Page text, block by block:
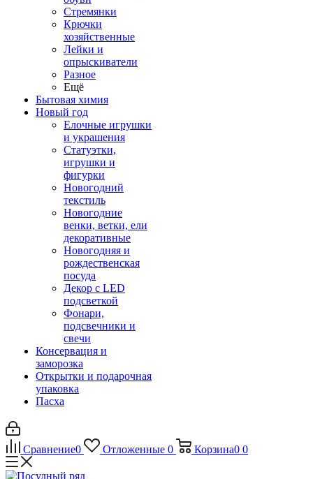
Стремянки
Крючки
хозяйственные
Лейки и
опрыскиватели
Разное
Ещё
Бытовая химия
Новый год
Елочные игрушки
и украшения
Статуэтки,
игрушки и
фигурки
Новогодний
текстиль
Новогодние
венки, ветки, ели
декоративные
Новогодняя и
рождественская
посуда
Декор с LED
подсветкой
Фонари,
подсвечники и
свечи
Консервация и
заморозка
Открытки и подарочная
упаковка
Пасха
Сравнение0 Отложенные 0 Корзина0 0